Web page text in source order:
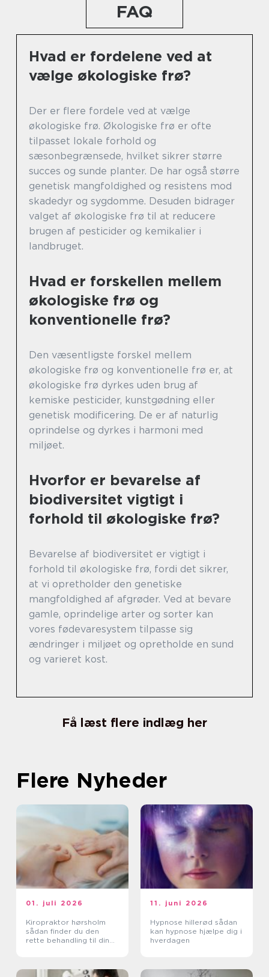
FAQ
Hvad er fordelene ved at
vælge økologiske frø?
Der er flere fordele ved at vælge
økologiske frø. Økologiske frø er ofte
tilpasset lokale forhold og
sæsonbegrænsede, hvilket sikrer større
succes og sunde planter. De har også større
genetisk mangfoldighed og resistens mod
skadedyr og sygdomme. Desuden bidrager
valget af økologiske frø til at reducere
brugen af pesticider og kemikalier i
landbruget.
Hvad er forskellen mellem
økologiske frø og
konventionelle frø?
Den væsentligste forskel mellem
økologiske frø og konventionelle frø er, at
økologiske frø dyrkes uden brug af
kemiske pesticider, kunstgødning eller
genetisk modificering. De er af naturlig
oprindelse og dyrkes i harmoni med
miljøet.
Hvorfor er bevarelse af
biodiversitet vigtigt i
forhold til økologiske frø?
Bevarelse af biodiversitet er vigtigt i
forhold til økologiske frø, fordi det sikrer,
at vi opretholder den genetiske
mangfoldighed af afgrøder. Ved at bevare
gamle, oprindelige arter og sorter kan
vores fødevaresystem tilpasse sig
ændringer i miljøet og opretholde en sund
og varieret kost.
Få læst flere indlæg her
Flere Nyheder
01. juli 2026
Kiropraktor hørsholm
sådan finder du den
rette behandling til dine
11. juni 2026
Hypnose hillerød sådan
kan hypnose hjælpe dig i
hverdagen